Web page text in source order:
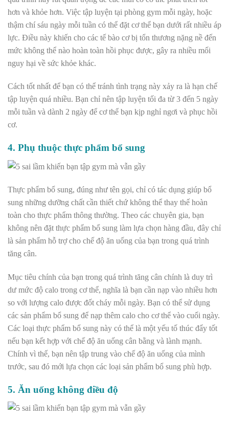
hơn và khỏe hơn. Việc tập luyện tại phòng gym mỗi ngày, hoặc
thậm chí sáu ngày mỗi tuần có thể đặt cơ thể bạn dưới rất nhiều áp
lực. Điều này khiến cho các tế bào cơ bị tổn thương nặng nề đến
mức không thể nào hoàn toàn hồi phục được, gây ra nhiều mối
nguy hại về sức khỏe khác.
Cách tốt nhất để bạn có thể tránh tình trạng này xảy ra là hạn chế
tập luyện quá nhiều. Bạn chỉ nên tập luyện tối đa từ 3 đến 5 ngày
mỗi tuần và dành 2 ngày để cơ thể bạn kịp nghỉ ngơi và phục hồi
cơ.
4. Phụ thuộc thực phẩm bổ sung
Thực phẩm bổ sung, đúng như tên gọi, chỉ có tác dụng giúp bổ
sung những dưỡng chất cần thiết chứ không thể thay thế hoàn
toàn cho thực phẩm thông thường. Theo các chuyên gia, bạn
không nên đặt thực phẩm bổ sung làm lựa chọn hàng đầu, đây chỉ
là sản phẩm hỗ trợ cho chế độ ăn uống của bạn trong quá trình
tăng cân.
Mục tiêu chính của bạn trong quá trình tăng cân chính là duy trì
dư mức độ calo trong cơ thể, nghĩa là bạn cần nạp vào nhiều hơn
so với lượng calo được đốt cháy mỗi ngày. Bạn có thể sử dụng
các sản phẩm bổ sung để nạp thêm calo cho cơ thể vào cuối ngày.
Các loại thực phẩm bổ sung này có thể là một yếu tố thúc đẩy tốt
nếu bạn kết hợp với chế độ ăn uống cân bằng và lành mạnh.
Chính vì thế, bạn nên tập trung vào chế độ ăn uống của mình
trước, sau đó mới lựa chọn các loại sản phẩm bổ sung phù hợp.
5. Ăn uống không điều độ